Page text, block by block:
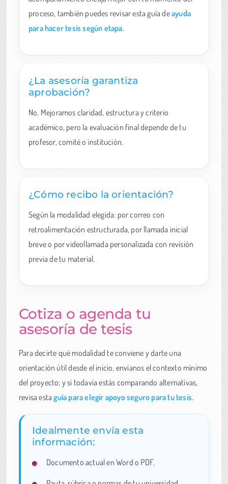
proceso, también puedes revisar esta guía deayuda
para hacer tesis según etapa.
¿La asesoría garantiza
aprobación?
No. Mejoramos claridad, estructura y criterio
académico, pero la evaluación final depende de tu
profesor, comité o institución.
¿Cómo recibo la orientación?
Según la modalidad elegida: por correo con
retroalimentación estructurada, por llamada inicial
breve o por videollamada personalizada con revisión
previa de tu material.
Cotiza o agenda tu
asesoría de tesis
Para decirte qué modalidad te conviene y darte una
orientación útil desde el inicio, envíanos el contexto mínimo
del proyecto; y si todavía estás comparando alternativas,
revisa estaguía para elegir apoyo seguro para tu tesis.
Idealmente envía esta
información:
Documento actual en Word o PDF.